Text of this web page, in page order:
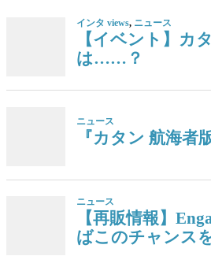
インタ views, ニュース
【イベント】カ
は……？
ニュース
『カタン 航海者
ニュース
【再販情報】
ばこのチャンス